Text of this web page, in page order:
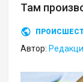
Там
Автор: